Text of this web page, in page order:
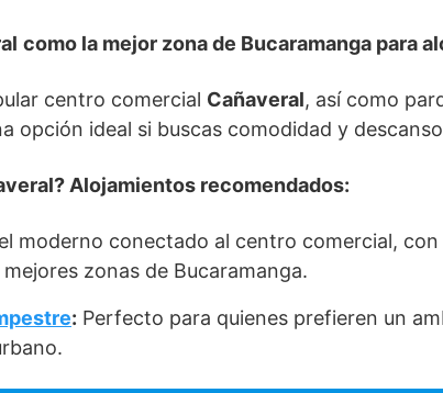
como la mejor zona de Bucaramanga para
centro comercial Cañaveral, así como
opción ideal si buscas comodidad y
Alojamientos recomendados:
moderno conectado al centro comercial,
zonas de Bucaramanga.
: Perfecto para quienes prefieren un